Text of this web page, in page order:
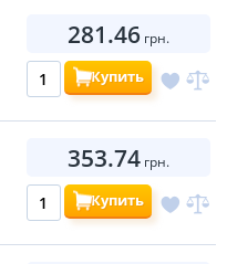
281.46 грн.
Купить
353.74 грн.
Купить